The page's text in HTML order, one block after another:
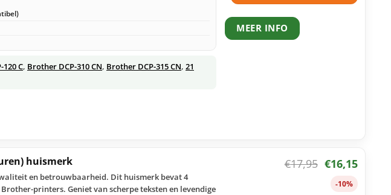
C, Brother DCP-310 CN, Brother DCP-315 CN, 21
MEER INFO
huismerk
en betrouwbaarheid. Dit huismerk bevat 4
printers. Geniet van scherpe teksten en levendige
€17,95 €16,15
-10%